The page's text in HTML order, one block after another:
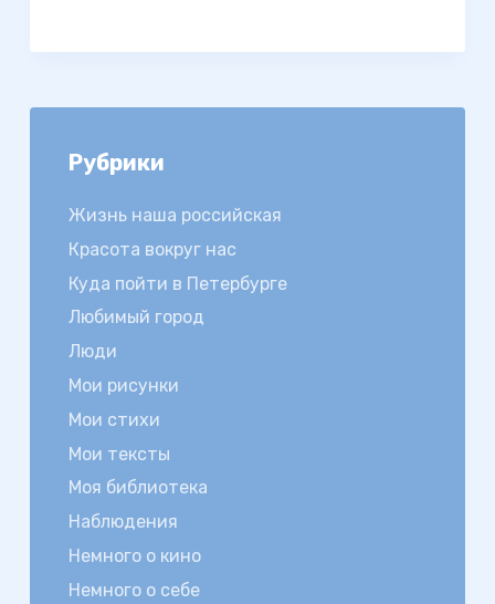
Рубрики
Жизнь наша российская
Красота вокруг нас
Куда пойти в Петербурге
Любимый город
Люди
Мои рисунки
Мои стихи
Мои тексты
Моя библиотека
Наблюдения
Немного о кино
Немного о себе